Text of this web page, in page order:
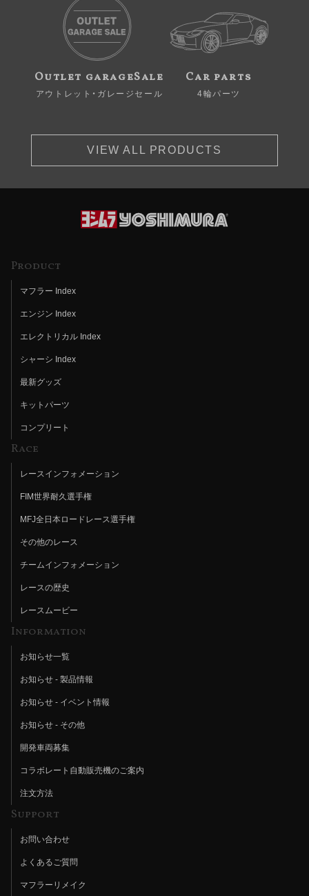
Outlet garageSale
アウトレット・ガレージセール
Car parts
4輪パーツ
VIEW ALL PRODUCTS
Product
マフラー Index
エンジン Index
エレクトリカル Index
シャーシ Index
最新グッズ
キットパーツ
コンプリート
Race
レースインフォメーション
FIM世界耐久選手権
MFJ全日本ロードレース選手権
その他のレース
チームインフォメーション
レースの歴史
レースムービー
Information
お知らせ一覧
お知らせ - 製品情報
お知らせ - イベント情報
お知らせ - その他
開発車両募集
コラボレート自動販売機のご案内
注文方法
Support
お問い合わせ
よくあるご質問
マフラーリメイク